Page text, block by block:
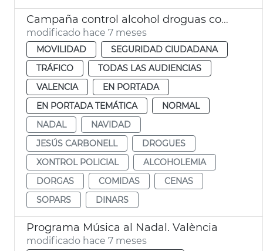
Campaña control alcohol droguas comidas empresa Navidad
modificado hace 7 meses
MOVILIDAD
SEGURIDAD CIUDADANA
TRÁFICO
TODAS LAS AUDIENCIAS
VALENCIA
EN PORTADA
EN PORTADA TEMÁTICA
NORMAL
NADAL
NAVIDAD
JESÚS CARBONELL
DROGUES
XONTROL POLICIAL
ALCOHOLEMIA
DORGAS
COMIDAS
CENAS
SOPARS
DINARS
Programa Música al Nadal. València
modificado hace 7 meses